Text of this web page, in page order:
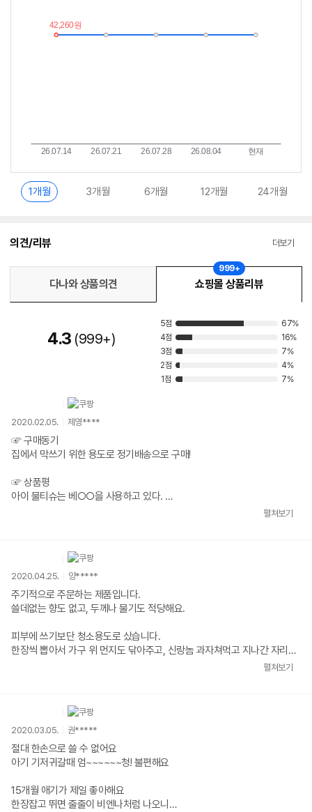
이
란?
1개월 3개월 6개월 12개월 24개월
의견/리뷰 더보기
다나와 상품의견 쇼핑몰 상품리뷰
999+
4.3 999+
5점
67%
4점
16%
3점
7%
2점
4%
1점
7%
2020.02.05. 제영****
☞ 구매동기
집에서 막쓰기 위한 용도로 정기배송으로 구매!
☞ 상품평
아이 물티슈는 베○○을 사용하고 있다.
이 외에 바닥 닦고, 식탁 닦는 등 막쓰는 용도로 코멧 아기물티슈 구매~!
향은 아무향이 나지 않고, 수분기는 적당한거 같다.
두께는 엄청 얇다.. 아기용 쓰는게 평량65g짜리이기 때문에 차이가 엄청 크
다..
이건 손바닥이 거의다 비칠 정도로 얇다..
그리고 한번 뽑을때 2~3장씩 뽑히는 경우가 다반사..^^;;
한번에 두세장 뽑혀서 어쩔수 없이 쓸바엔.. 한장씩 뽑히는 두꺼운 제품을
쓰는게 더 경제적이겠다는.. 하하..
이 제품은 식탁과 주방에 있는 아일랜드식탁 렌지대을 닦는 용도로 대부분
가격은 저렴하지만.. 그만큼 막쓰게된다..
이제 2팩 남았는데 다음번 구매땐 이보다 두꺼운 제품으로 구매하는게 좋을
것 같다.
★★★☆☆
펼쳐보기
2020.04.25. 양*****
주기적으로 주문하는 제품입니다.
쓸데없는 향도 없고, 두께나 물기도 적당해요.
피부에 쓰기보단 청소용도로 샀습니다.
한장씩 뽑아서 가구 위 먼지도 닦아주고, 신랑놈 과자쳐먹고 지나간 자리도
저희 신랑도 화장실 갈때 들고 들어가는거 같던데 자세한 내막은 알고싶지
변기에 내리지만 말아달라고 장실용 휴지통을 마련해주긴 했습니다.
여튼 아가에게 쓸 용도로는 생각하지 마시구... 걍 막 쓸 용도로 사실분들께
펼쳐보기
2020.03.05. 권*****
절대 한손으로 쓸 수 없어요
아기 기저귀갈때 엄~~~~~~청! 불편해요
15개월 애기가 제일 좋아해요
한장잡고 뛰면 줄줄이 비엔나처럼 나오니